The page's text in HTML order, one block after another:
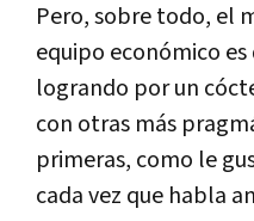
Pero, sobre todo, el
equipo económico
logrando por un
con otras más
primeras, como le
cada vez que habla